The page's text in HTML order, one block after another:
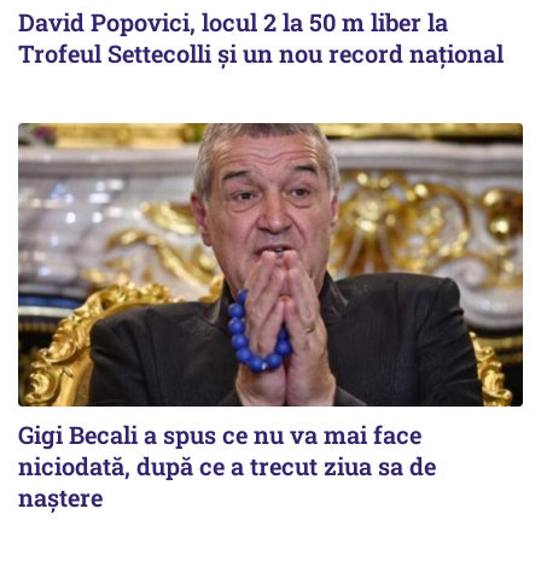
David Popovici, locul 2 la 50 m liber la
Trofeul Settecolli și un nou record național
Gigi Becali a spus ce nu va mai face
niciodată, după ce a trecut ziua sa de
naştere